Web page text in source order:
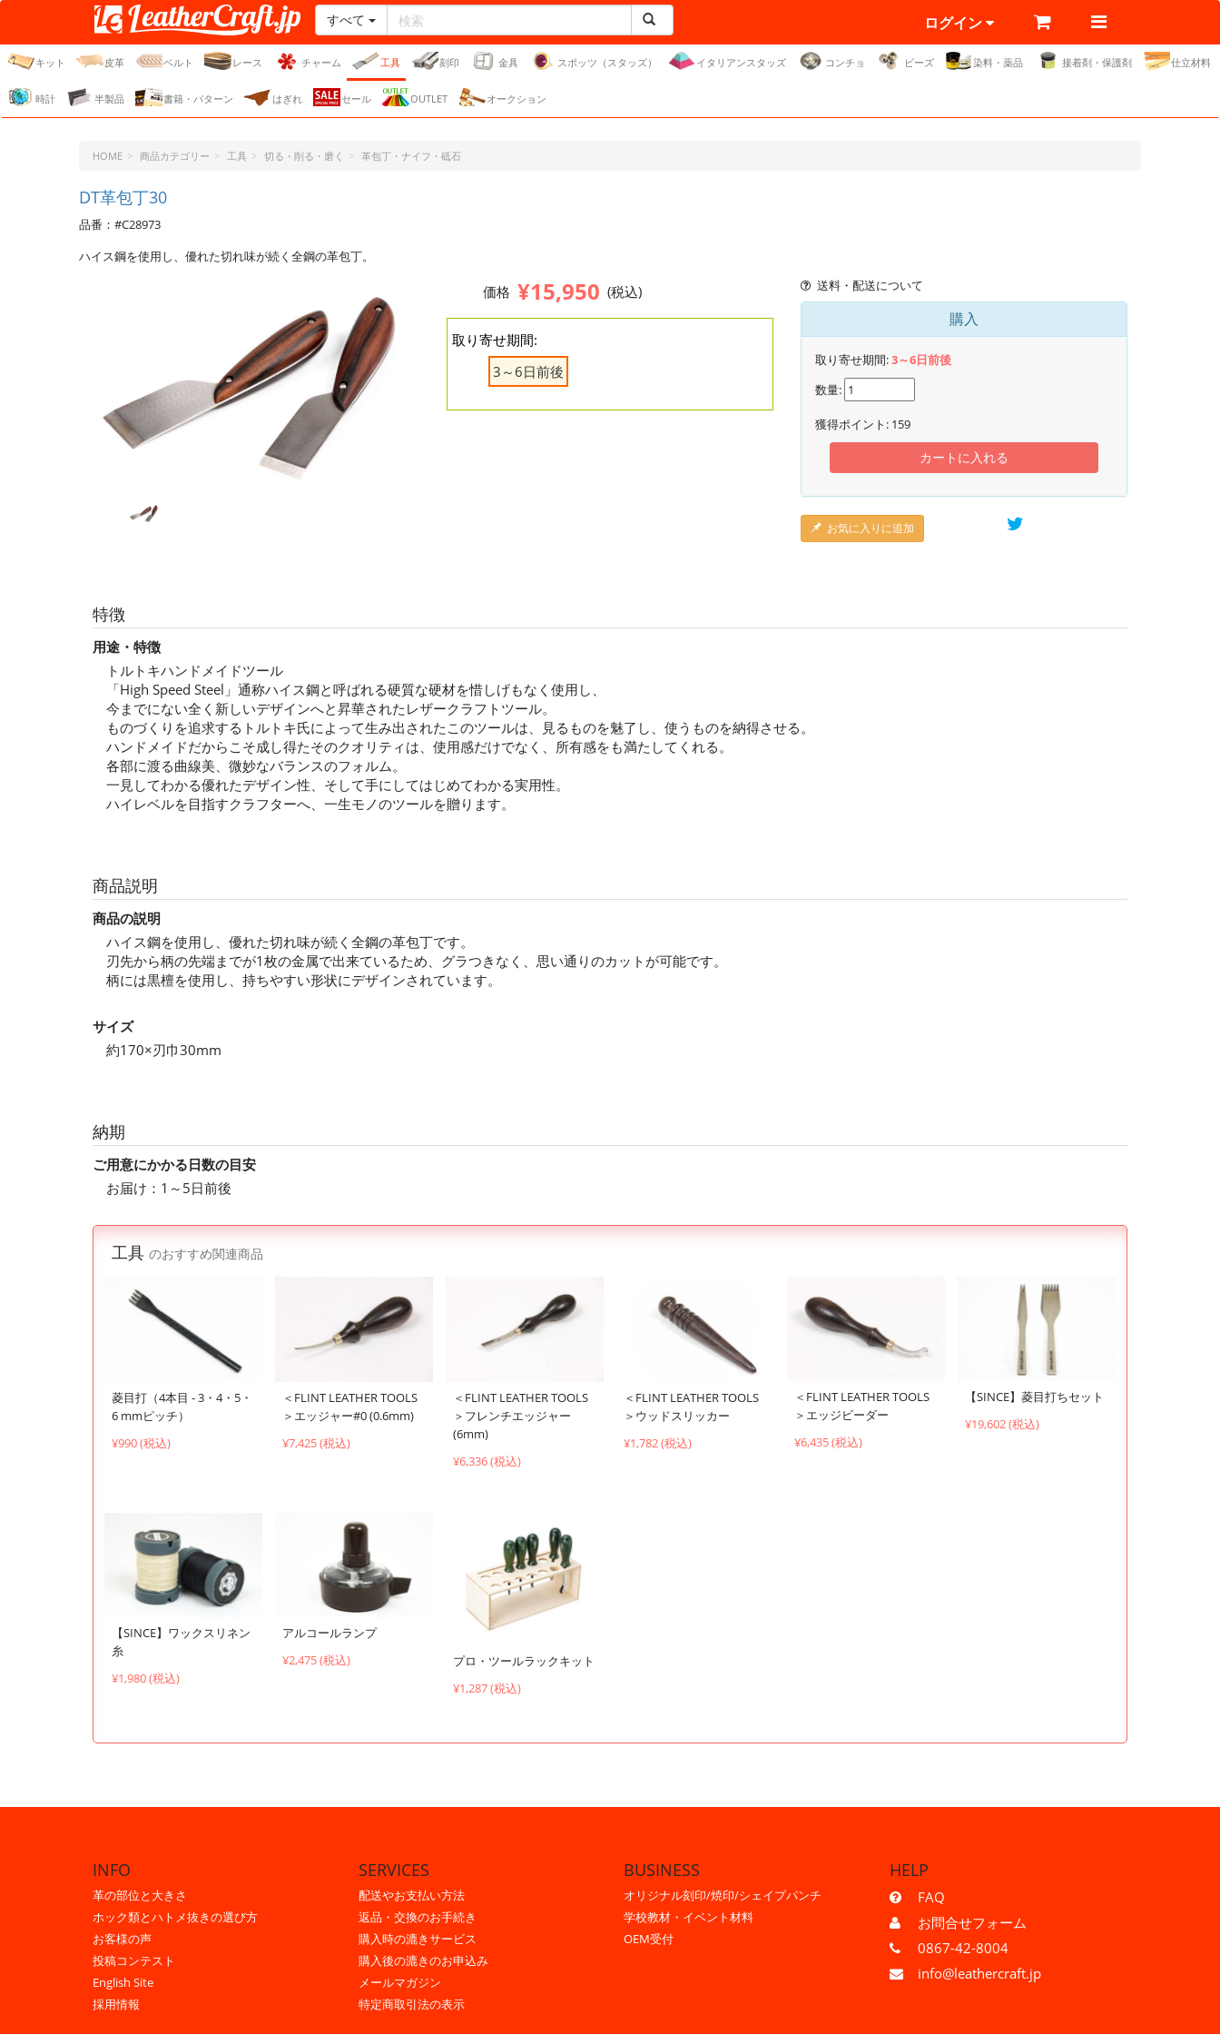
レザークラフト・ドット・
ジェーピー
すべて ログイン
キット 皮革 ベルト レース チャーム 工具 刻印 金具 スポッツ（スタッズ） イタリアンスタッズ コンチョ ビーズ 染料・薬品 接着剤・保護剤 仕立材料
時計 半製品 書籍・パターン はぎれ セール OUTLET オークション
HOME 商品カテゴリー 工具 切る・削る・磨く 革包丁・ナイフ・砥石
DT革包丁30
品番：#C28973
ハイス鋼を使用し、優れた切れ味が続く全鋼の革包丁。
価格 ¥15,950 (税込)
取り寄せ期間:
3～6日前後
送料・配送について
購入
取り寄せ期間:3～6日前後
数量:
獲得ポイント: 159
カートに入れる
お気に入りに追加
特徴
用途・特徴
トルトキハンドメイドツール
「High Speed Steel」通称ハイス鋼と呼ばれる硬質な硬材を惜しげもなく使用し、
今までにない全く新しいデザインへと昇華されたレザークラフトツール。
ものづくりを追求するトルトキ氏によって生み出されたこのツールは、見るものを魅了し、使うものを納得させる。
ハンドメイドだからこそ成し得たそのクオリティは、使用感だけでなく、所有感をも満たしてくれる。
各部に渡る曲線美、微妙なバランスのフォルム。
一見してわかる優れたデザイン性、そして手にしてはじめてわかる実用性。
ハイレベルを目指すクラフターへ、一生モノのツールを贈ります。
商品説明
商品の説明
ハイス鋼を使用し、優れた切れ味が続く全鋼の革包丁です。
刃先から柄の先端までが1枚の金属で出来ているため、グラつきなく、思い通りのカットが可能です。
柄には黒檀を使用し、持ちやすい形状にデザインされています。
サイズ
約170×刃巾30mm
納期
ご用意にかかる日数の目安
お届け：1～5日前後
工具 のおすすめ関連商品
菱目打（4本目 - 3・4・5・
6 mmピッチ）
¥990 (税込)
＜FLINT LEATHER TOOLS
＞エッジャー#0 (0.6mm)
¥7,425 (税込)
＜FLINT LEATHER TOOLS
＞フレンチエッジャー
(6mm)
¥6,336 (税込)
＜FLINT LEATHER TOOLS
＞ウッドスリッカー
¥1,782 (税込)
＜FLINT LEATHER TOOLS
＞エッジビーダー
¥6,435 (税込)
【SINCE】菱目打ちセット
¥19,602 (税込)
【SINCE】ワックスリネン
糸
¥1,980 (税込)
アルコールランプ
¥2,475 (税込)
プロ・ツールラックキット
¥1,287 (税込)
INFO
革の部位と大きさ
ホック類とハトメ抜きの選び方
お客様の声
投稿コンテスト
English Site
採用情報
SERVICES
配送やお支払い方法
返品・交換のお手続き
購入時の漉きサービス
購入後の漉きのお申込み
メールマガジン
特定商取引法の表示
BUSINESS
オリジナル刻印/焼印/シェイプパンチ
学校教材・イベント材料
OEM受付
HELP
FAQ
お問合せフォーム
0867-42-8004
info@leathercraft.jp